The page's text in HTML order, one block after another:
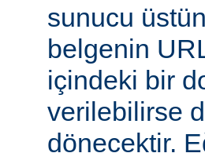
sunucu
belgenin
içindeki bir
verilebilirse
dönecektir.